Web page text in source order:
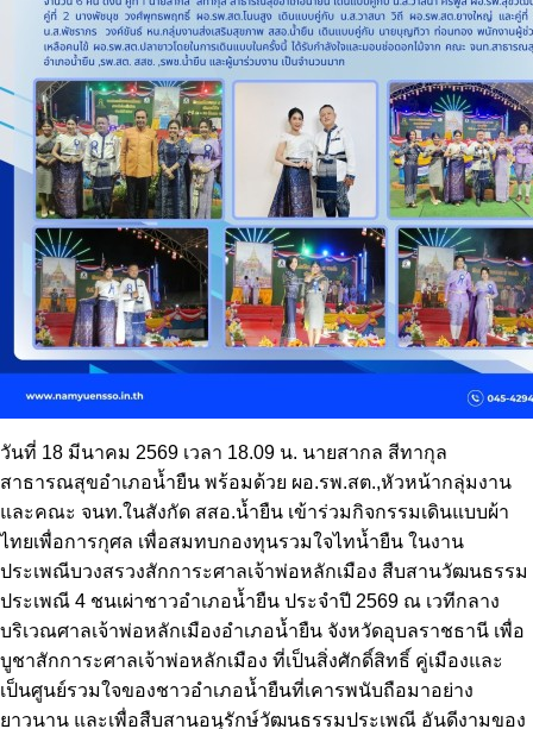
วันที่ 18 มีนาคม 2569 เวลา 18.09 น. นายสากล สีทากุล
สาธารณสุขอำเภอน้ำยืน พร้อมด้วย ผอ.รพ.สต.,หัวหน้ากลุ่มงาน
และคณะ จนท.ในสังกัด สสอ.น้ำยืน เข้าร่วมกิจกรรมเดินแบบผ้า
ไทยเพื่อการกุศล เพื่อสมทบกองทุนรวมใจไทน้ำยืน ในงาน
ประเพณีบวงสรวงสักการะศาลเจ้าพ่อหลักเมือง สืบสานวัฒนธรรม
ประเพณี 4 ชนเผ่าชาวอำเภอน้ำยืน ประจำปี 2569 ณ เวทีกลาง
บริเวณศาลเจ้าพ่อหลักเมืองอำเภอน้ำยืน จังหวัดอุบลราชธานี เพื่อ
บูชาสักการะศาลเจ้าพ่อหลักเมือง ที่เป็นสิ่งศักดิ์สิทธิ์ คู่เมืองและ
เป็นศูนย์รวมใจของชาวอำเภอน้ำยืนที่เคารพนับถือมาอย่าง
ยาวนาน และเพื่อสืบสานอนุรักษ์วัฒนธรรมประเพณี อันดีงามของ